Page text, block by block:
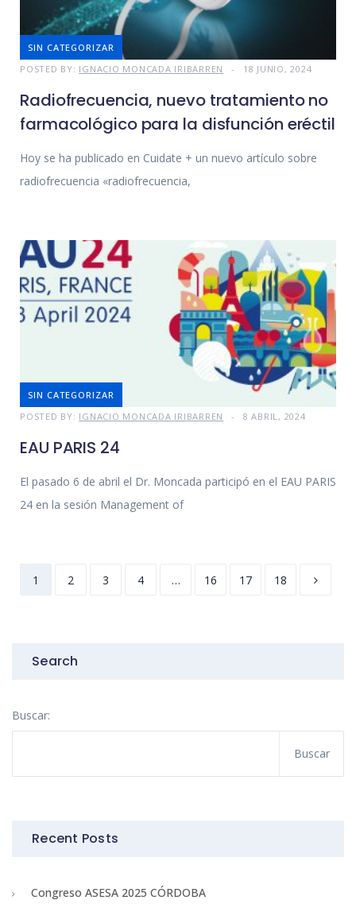
SIN CATEGORIZAR
POSTED BY: IGNACIO MONCADA IRIBARREN 18 JUNIO, 2024
Radiofrecuencia, nuevo tratamiento no
farmacológico para la disfunción eréctil
Hoy se ha publicado en Cuidate + un nuevo artículo sobre
radiofrecuencia «radiofrecuencia,
SIN CATEGORIZAR
POSTED BY: IGNACIO MONCADA IRIBARREN 8 ABRIL, 2024
EAU PARIS 24
El pasado 6 de abril el Dr. Moncada participó en el EAU PARIS
24 en la sesión Management of
1 2 3 4 … 16 17 18
Search
Buscar:
Recent Posts
Congreso ASESA 2025 CÓRDOBA